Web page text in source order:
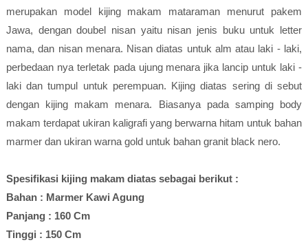
merupakan model kijing makam mataraman menurut pakem
Jawa, dengan doubel nisan yaitu nisan jenis buku untuk letter
nama, dan nisan menara. Nisan diatas untuk alm atau laki - laki,
perbedaan nya terletak pada ujung menara jika lancip untuk laki -
laki dan tumpul untuk perempuan. Kijing diatas sering di sebut
dengan kijing makam menara. Biasanya pada samping body
makam terdapat ukiran kaligrafi yang berwarna hitam untuk bahan
marmer dan ukiran warna gold untuk bahan granit black nero.
Spesifikasi kijing makam diatas sebagai berikut :
Bahan : Marmer Kawi Agung
Panjang : 160 Cm
Tinggi : 150 Cm